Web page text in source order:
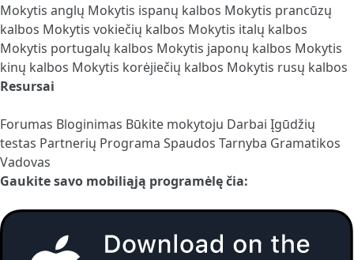
Mokytis anglų Mokytis ispanų kalbos Mokytis prancūzų
kalbos Mokytis vokiečių kalbos Mokytis italų kalbos
Mokytis portugalų kalbos Mokytis japonų kalbos Mokytis
kinų kalbos Mokytis korėjiečių kalbos Mokytis rusų kalbos
Resursai
Forumas Bloginimas Būkite mokytoju Darbai Įgūdžių
testas Partnerių Programa Spaudos Tarnyba Gramatikos
Vadovas
Gaukite savo mobiliąją programėlę čia: